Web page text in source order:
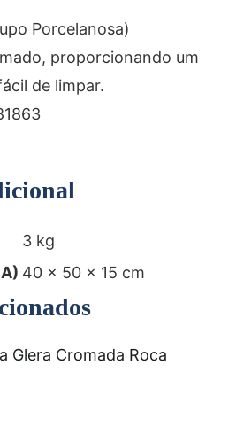
Porcelanosa)
proporcionando um
de limpar.
3 kg
40 × 50 × 15 cm